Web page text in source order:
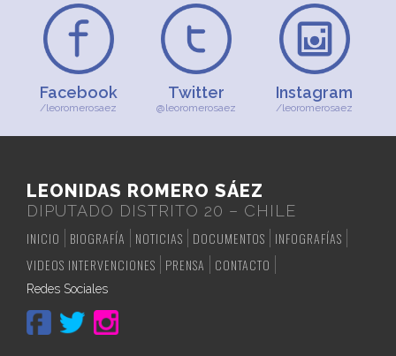
Facebook
/leoromerosaez
Twitter
@leoromerosaez
Instagram
/leoromerosaez
LEONIDAS ROMERO SÁEZ
DIPUTADO DISTRITO 20 – CHILE
INICIO
BIOGRAFÍA NOTICIAS DOCUMENTOS
INFOGRAFÍAS
VIDEOS INTERVENCIONES
PRENSA CONTACTO
Redes Sociales